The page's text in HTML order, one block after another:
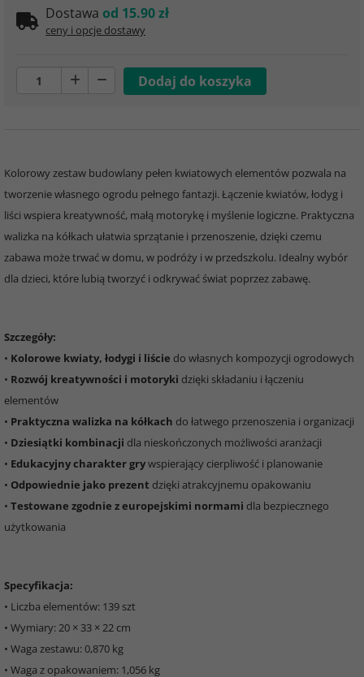
Dostawa od 15.90 zł
ceny i opcje dostawy
Kolorowy zestaw budowlany pełen kwiatowych elementów pozwala na
tworzenie własnego ogrodu pełnego fantazji. Łączenie kwiatów, łodyg i
liści wspiera kreatywność, małą motorykę i myślenie logiczne. Praktyczna
walizka na kółkach ułatwia sprzątanie i przenoszenie, dzięki czemu
zabawa może trwać w domu, w podróży i w przedszkolu. Idealny wybór
dla dzieci, które lubią tworzyć i odkrywać świat poprzez zabawę.
Szczegóły:
• Kolorowe kwiaty, łodygi i liście do własnych kompozycji ogrodowych
• Rozwój kreatywności i motoryki dzięki składaniu i łączeniu
elementów
• Praktyczna walizka na kółkach do łatwego przenoszenia i organizacji
• Dziesiątki kombinacji dla nieskończonych możliwości aranżacji
• Edukacyjny charakter grywspierający cierpliwość i planowanie
• Odpowiednie jako prezent dzięki atrakcyjnemu opakowaniu
• Testowane zgodnie z europejskimi normami dla bezpiecznego
użytkowania
Specyfikacja:
• Liczba elementów: 139 szt
• Wymiary: 20 × 33 × 22 cm
• Waga zestawu: 0,870 kg
• Waga z opakowaniem: 1,056 kg